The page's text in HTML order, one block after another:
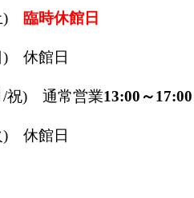
) 臨時休館日
) 休館日
/祝) 通常営業13:00～17:00
) 休館日